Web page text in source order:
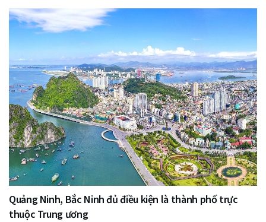
Quảng Ninh, Bắc Ninh đủ điều kiện là thành phố trực
thuộc Trung ương